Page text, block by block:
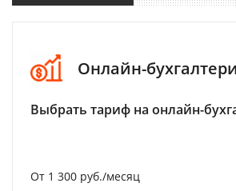
Онлайн-
Выбрать тариф на онлайн-
От 1 300 руб./месяц